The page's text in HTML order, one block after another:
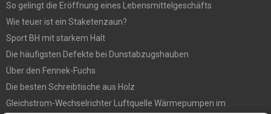
So gelingt die Eröffnung eines Lebensmittelgeschäfts
Wie teuer ist ein Staketenzaun?
Sport BH mit starkem Halt
Die häufigsten Defekte bei Dunstabzugshauben
Über den Fennek-Fuchs
Die besten Schreibtische aus Holz
Gleichstrom-Wechselrichter Luftquelle Wärmepumpen im